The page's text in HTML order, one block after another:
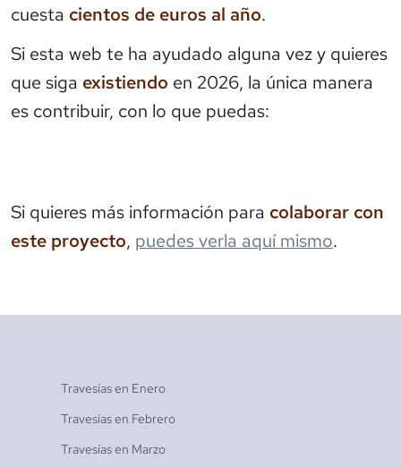
cuesta cientos de euros al año.
Si esta web te ha ayudado alguna vez y quieres
que siga existiendo en 2026, la única manera
es contribuir, con lo que puedas:
Si quieres más información para colaborar con
este proyecto, puedes verla aquí mismo.
Travesías en Enero
Travesías en Febrero
Travesías en Marzo